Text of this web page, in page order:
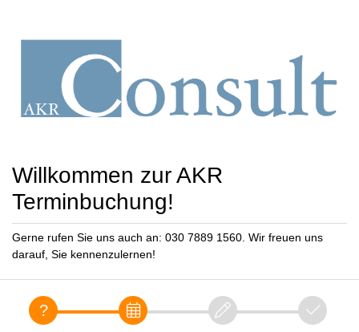
Willkommen zur AKR
Terminbuchung!
Gerne rufen Sie uns auch an: 030 7889 1560. Wir freuen uns
darauf, Sie kennenzulernen!